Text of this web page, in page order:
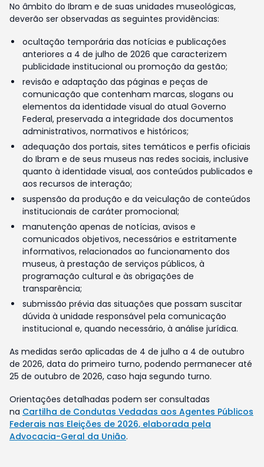
No âmbito do Ibram e de suas unidades museológicas,
deverão ser observadas as seguintes providências:
ocultação temporária das notícias e publicações
anteriores a 4 de julho de 2026 que caracterizem
publicidade institucional ou promoção da gestão;
revisão e adaptação das páginas e peças de
comunicação que contenham marcas, slogans ou
elementos da identidade visual do atual Governo
Federal, preservada a integridade dos documentos
administrativos, normativos e históricos;
adequação dos portais, sites temáticos e perfis oficiais
do Ibram e de seus museus nas redes sociais, inclusive
quanto à identidade visual, aos conteúdos publicados e
aos recursos de interação;
suspensão da produção e da veiculação de conteúdos
institucionais de caráter promocional;
manutenção apenas de notícias, avisos e
comunicados objetivos, necessários e estritamente
informativos, relacionados ao funcionamento dos
museus, à prestação de serviços públicos, à
programação cultural e às obrigações de
transparência;
submissão prévia das situações que possam suscitar
dúvida à unidade responsável pela comunicação
institucional e, quando necessário, à análise jurídica.
As medidas serão aplicadas de 4 de julho a 4 de outubro
de 2026, data do primeiro turno, podendo permanecer até
25 de outubro de 2026, caso haja segundo turno.
Orientações detalhadas podem ser consultadas
na Cartilha de Condutas Vedadas aos Agentes Públicos
Federais nas Eleições de 2026, elaborada pela
Advocacia-Geral da União.